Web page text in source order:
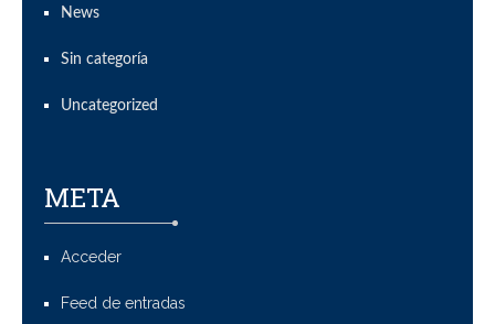
News
Sin categoría
Uncategorized
META
Acceder
Feed de entradas